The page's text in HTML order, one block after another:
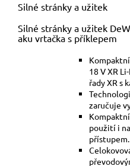
Silné stránky a užitek
Silné stránky a užitek
aku vrtačka s příklepem
18 V XR
řady XR s
zaručuje
použití i
přístupem.